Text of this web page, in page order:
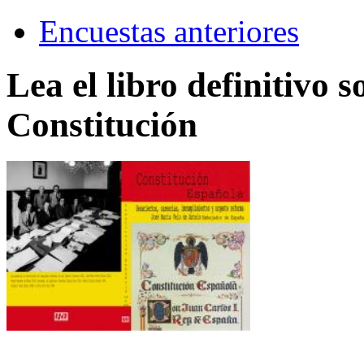
Encuestas anteriores
Lea el libro definitivo
Constitución